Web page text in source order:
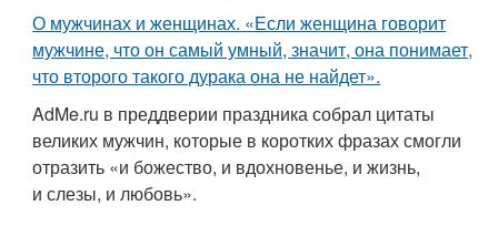
О мужчинах и женщинах. «Если женщина говорит
мужчине, что он самый умный, значит, она понимает,
что второго такого дурака она не найдет».
AdMe.ru в преддверии праздника собрал цитаты
великих мужчин, которые в коротких фразах смогли
отразить «и божество, и вдохновенье, и жизнь,
и слезы, и любовь».